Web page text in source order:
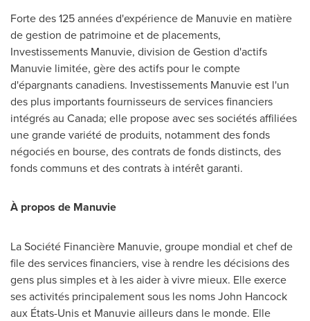
Forte des 125 années d'expérience de Manuvie en matière
de gestion de patrimoine et de placements,
Investissements Manuvie, division de Gestion d'actifs
Manuvie limitée, gère des actifs pour le compte
d'épargnants canadiens. Investissements Manuvie est l'un
des plus importants fournisseurs de services financiers
intégrés au Canada; elle propose avec ses sociétés affiliées
une grande variété de produits, notamment des fonds
négociés en bourse, des contrats de fonds distincts, des
fonds communs et des contrats à intérêt garanti.
À propos de Manuvie
La Société Financière Manuvie, groupe mondial et chef de
file des services financiers, vise à rendre les décisions des
gens plus simples et à les aider à vivre mieux. Elle exerce
ses activités principalement sous les noms John Hancock
aux États-Unis et Manuvie ailleurs dans le monde. Elle